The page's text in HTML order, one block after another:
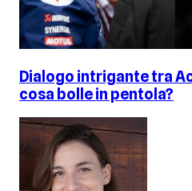
Dialogo intrigante tra
cosa bolle in pentola?